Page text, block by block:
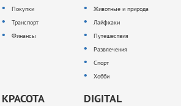
Покупки
Транспорт
Финансы
Животные и природа
Лайфхаки
Путешествия
Развлечения
Спорт
Хобби
КРАСОТА DIGITAL